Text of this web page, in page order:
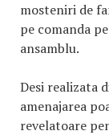
mosteniri de
pe comanda
ansamblu.
Desi realizata
amenajarea
revelatoare